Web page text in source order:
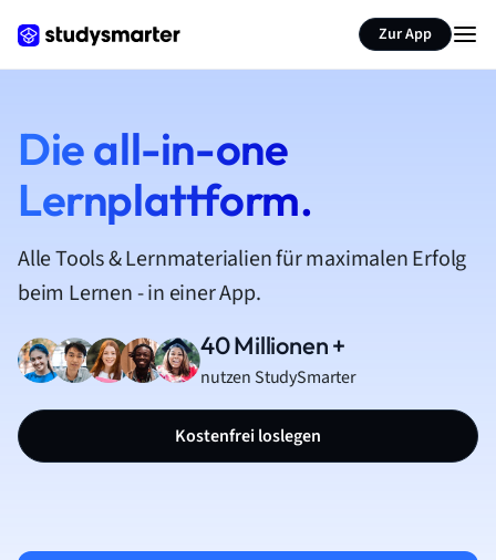
Zur App
Die all-in-one
Lernplattform.
Alle Tools & Lernmaterialien für maximalen Erfolg
beim Lernen - in einer App.
40 Millionen +
nutzen StudySmarter
Kostenfrei loslegen